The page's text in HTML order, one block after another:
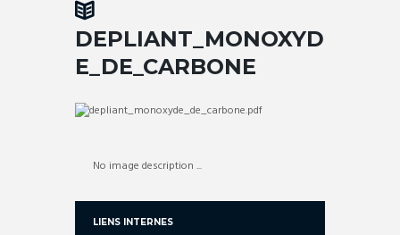
DEPLIANT_MONOXYD
E_DE_CARBONE
No image description ...
LIENS INTERNES